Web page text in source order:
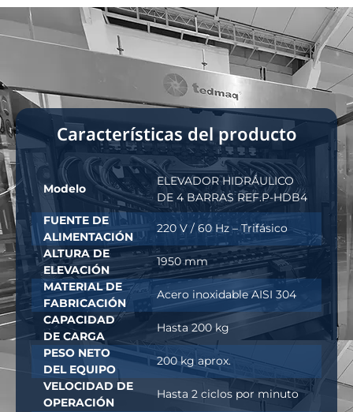
Características del producto
Modelo
ELEVADOR HIDRÁULICO
DE 4 BARRAS REF.P-HDB4
FUENTE DE
ALIMENTACIÓN
220 V / 60 Hz – Trifásico
ALTURA DE
ELEVACIÓN
1950 mm
MATERIAL DE
FABRICACIÓN
Acero inoxidable AISI 304
CAPACIDAD
DE CARGA
Hasta 200 kg
PESO NETO
DEL EQUIPO
200 kg aprox.
VELOCIDAD DE
OPERACIÓN
Hasta 2 ciclos por minuto